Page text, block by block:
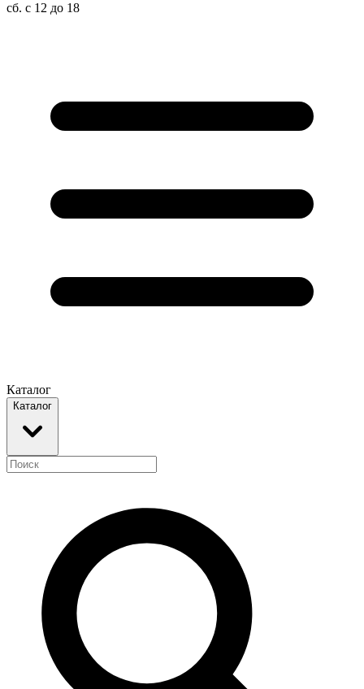
сб. с 12 до 18
Каталог
Каталог